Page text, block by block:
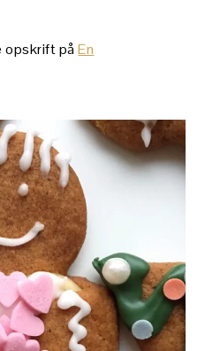
opskrift påEn